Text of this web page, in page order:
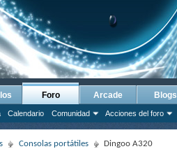
Foro
Calendario Comunidad Acciones del foro
Arcade Blogs
Consolas portátiles Dingoo A320